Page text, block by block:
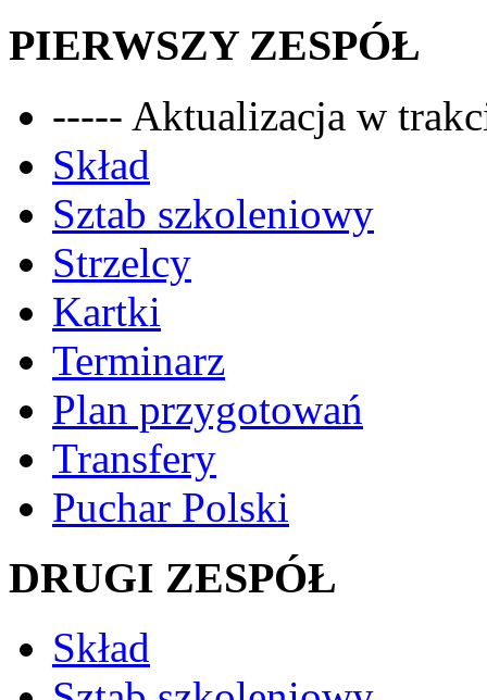
PIERWSZY ZESPÓŁ
----- Aktualizacja w
Skład
Sztab szkoleniowy
Strzelcy
Kartki
Terminarz
Plan przygotowań
Transfery
Puchar Polski
DRUGI ZESPÓŁ
Skład